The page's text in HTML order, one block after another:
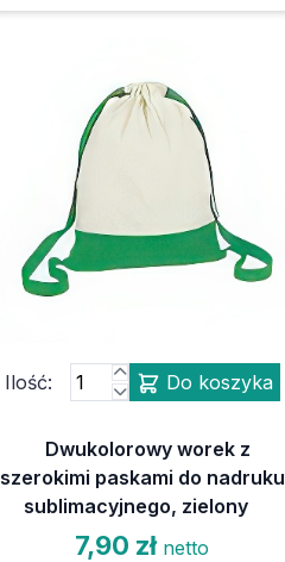
Ilość: Do koszyka
Dwukolorowy worek z
szerokimi paskami do nadruku
sublimacyjnego, zielony
7,90 zł netto